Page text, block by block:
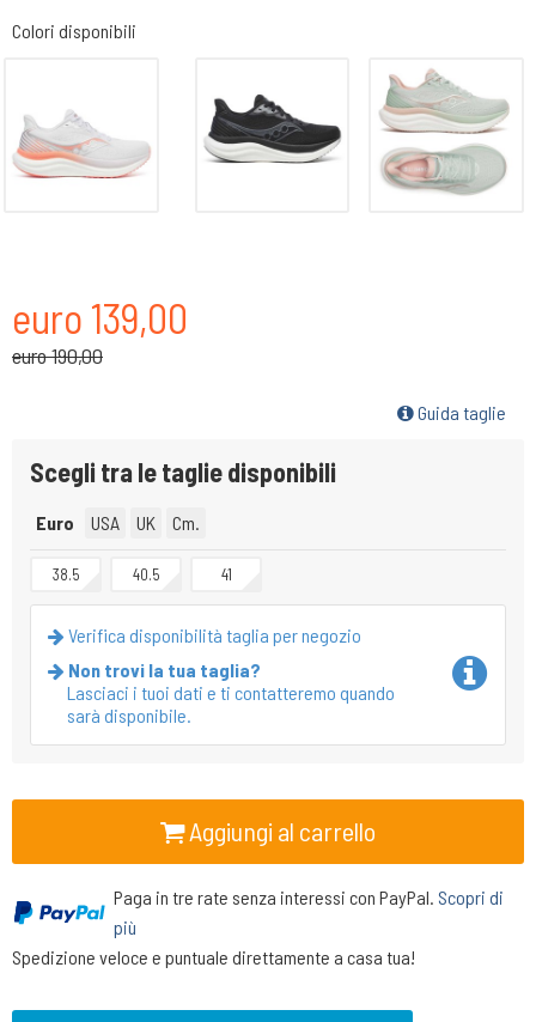
Colori disponibili
euro 139,00
euro 190,00
Guida taglie
Scegli tra le taglie disponibili
Euro USA UK Cm.
38.5 40.5 41
Verifica disponibilità taglia per negozio
Non trovi la tua taglia?
Lasciaci i tuoi dati e ti contatteremo quando
sarà disponibile.
Aggiungi al carrello
Paga in tre rate senza interessi con PayPal. Scopri di
più
Spedizione veloce e puntuale direttamente a casa tua!